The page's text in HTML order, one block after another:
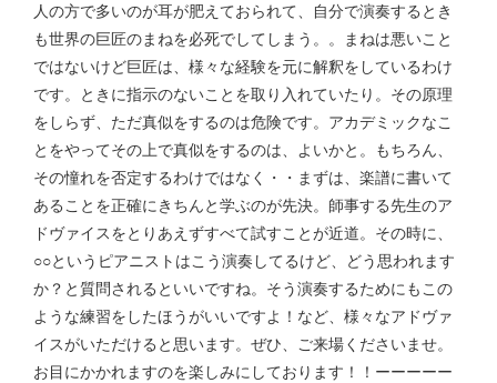
人の方で多いのが耳が肥えておられて、自分で演奏するとき
も世界の巨匠のまねを必死でしてしまう。。まねは悪いこと
ではないけど巨匠は、様々な経験を元に解釈をしているわけ
です。ときに指示のないことを取り入れていたり。その原理
をしらず、ただ真似をするのは危険です。アカデミックなこ
とをやってその上で真似をするのは、よいかと。もちろん、
その憧れを否定するわけではなく・・まずは、楽譜に書いて
あることを正確にきちんと学ぶのが先決。師事する先生のア
ドヴァイスをとりあえずすべて試すことが近道。その時に、
○○というピアニストはこう演奏してるけど、どう思われます
か？と質問されるといいですね。そう演奏するためにもこの
ような練習をしたほうがいいですよ！など、様々なアドヴァ
イスがいただけると思います。ぜひ、ご来場くださいませ。
お目にかかれますのを楽しみにしております！！ーーーーー